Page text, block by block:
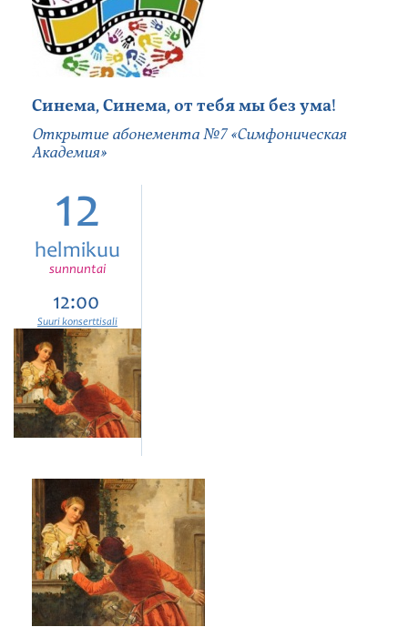
Синема, Синема, от тебя мы без ума!
Открытие абонемента №7 «Симфоническая
Академия»
12
helmikuu
sunnuntai
12:00
Suuri konserttisali